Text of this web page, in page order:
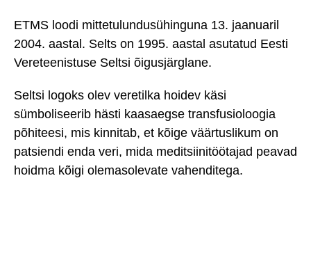
ETMS loodi mittetulundusühinguna 13. jaanuaril
2004. aastal. Selts on 1995. aastal asutatud Eesti
Vereteenistuse Seltsi õigusjärglane.
Seltsi logoks olev veretilka hoidev käsi
sümboliseerib hästi kaasaegse transfusioloogia
põhiteesi, mis kinnitab, et kõige väärtuslikum on
patsiendi enda veri, mida meditsiinitöötajad peavad
hoidma kõigi olemasolevate vahenditega.